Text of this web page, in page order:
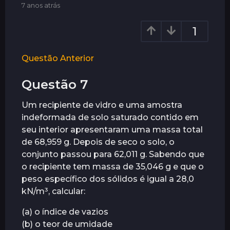
r
a
o
a
t
r
á
s
b
m
a
ã
s
7 anos atrás
a
t
á
1
Questão Anterior
Questão 7
Um recipiente de vidro e uma amostra
indeformada de solo saturado contido em
seu interior apresentaram uma massa total
de 68,959 g. Depois de seco o solo, o
conjunto passou para 62,011 g. Sabendo que
o recipiente tem massa de 35,046 g e que o
peso específico dos sólidos é igual a 28,0
kN/m³, calcular:
(a) o índice de vazios
(b) o teor de umidade